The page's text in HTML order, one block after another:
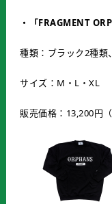
・「FRAGMENT
種類：ブラック2種類
サイズ：M・L・XL
販売価格：13,200円（